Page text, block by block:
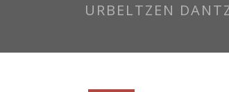
URBELTZEN